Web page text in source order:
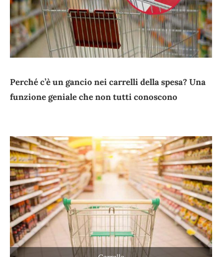
Perché c’è un gancio nei carrelli della spesa? Una
funzione geniale che non tutti conoscono